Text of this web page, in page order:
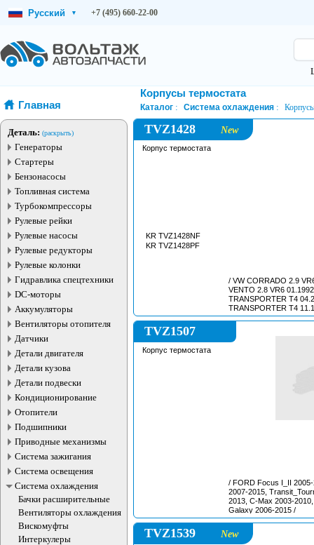
Русский ▾ +7 (495) 660-22-00
Главная
Деталь: (раскрыть)
Генераторы
Стартеры
Бензонасосы
Топливная система
Турбокомпрессоры
Рулевые рейки
Рулевые насосы
Рулевые редукторы
Рулевые колонки
Гидравлика спецтехники
DC-моторы
Аккумуляторы
Вентиляторы отопителя
Датчики
Детали двигателя
Детали кузова
Детали подвески
Кондиционирование
Отопители
Подшипники
Приводные механизмы
Система зажигания
Система освещения
Система охлаждения
Бачки расширительные
Вентиляторы охлаждения
Вискомуфты
Интеркулеры
Корпусы термостата
Каталог Система охлаждения
TVZ1428 New
Корпус термостата
KR TVZ1428NF
KR TVZ1428PF
/ VW CORRADO 2.9
VENTO 2.8 VR6
TRANSPORTER T4
TRANSPORTER T4
SHARAN 2.8 VR6
TVZ1507
Корпус термостата
/ FORD Focus I_II
2007-2015,
2013, C-Max 2003-
Galaxy 2006-2015 /
TVZ1539 New